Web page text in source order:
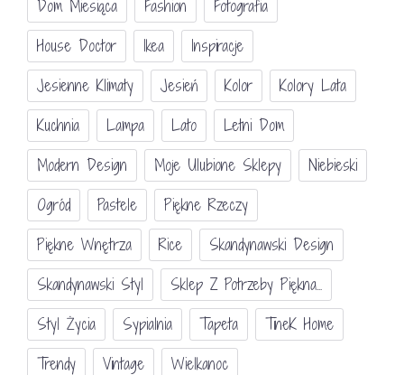
Dom Miesiąca
Fashion
Fotografia
House Doctor
Ikea
Inspiracje
Jesienne Klimaty
Jesień Kolor
Kolory Lata
Kuchnia
Lampa Lato
Letni Dom
Modern Design
Moje Ulubione Sklepy
Niebieski
Ogród
Pastele
Piękne Rzeczy
Piękne Wnętrza
Rice
Skandynawski Design
Skandynawski Styl
Sklep Z Potrzeby Piękna...
Styl Życia
Sypialnia Tapeta
TineK Home
Trendy
Vintage
Wielkanoc